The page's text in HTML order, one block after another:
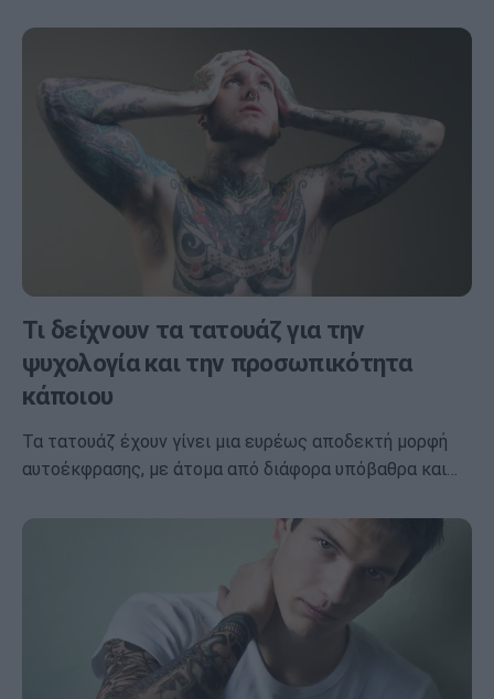
Τι δείχνουν τα τατουάζ για την
ψυχολογία και την προσωπικότητα
κάποιου
Τα τατουάζ έχουν γίνει μια ευρέως αποδεκτή μορφή
αυτοέκφρασης, με άτομα από διάφορα υπόβαθρα και…